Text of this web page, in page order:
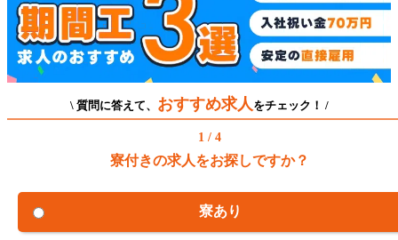
\ 質問に答えて、 おすすめ求人 をチェック！ /
1 / 4
寮付きの求人をお探しですか？
寮あり